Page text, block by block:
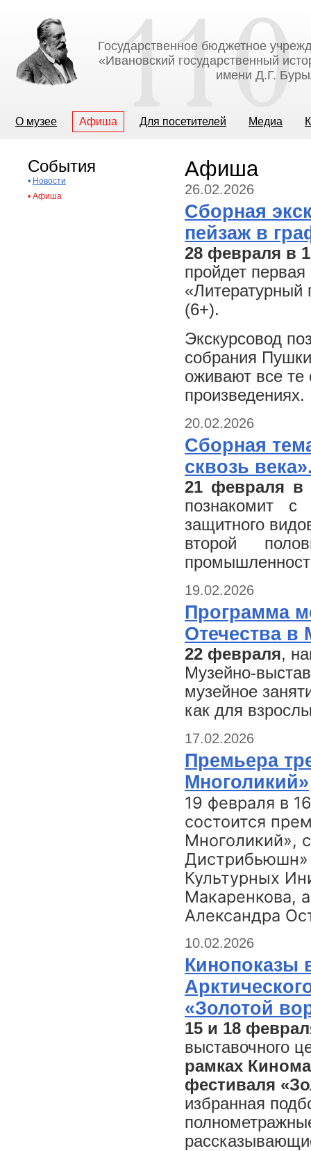
Государственное бюджетное
«Ивановский государственный
имени Д.Г.
О музее Афиша Для посетителей Медиа
События
• Новости
• Афиша
Афиша
26.02.2026
Сборная
пейзаж в
28 февраля в
пройдет первая
«Литературный
(6+).
Экскурсовод
собрания
оживают все
произведениях.
20.02.2026
Сборная
сквозь
21 февраля в
познакомит с
защитного
второй
19.02.2026
Программа
Отечества в
22 февраля,
Музейно-
музейное
как для
17.02.2026
Премьера
Многоликий»
19 февраля в
состоится
Многоликий»,
Дистрибьюшн»
Культурных
Макаренкова,
Александра
10.02.2026
Кинопоказы
«Золотой
15 и 18
выставочного
рамках
фестиваля
избранная